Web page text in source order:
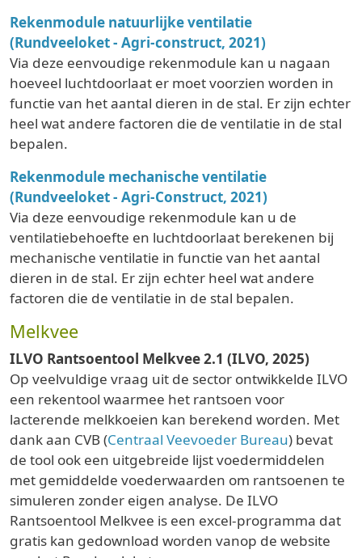
Rekenmodule natuurlijke ventilatie
(Rundveeloket - Agri-construct, 2021)
Via deze eenvoudige rekenmodule kan u nagaan
hoeveel luchtdoorlaat er moet voorzien worden in
functie van het aantal dieren in de stal. Er zijn echter
heel wat andere factoren die de ventilatie in de stal
bepalen.
Rekenmodule mechanische ventilatie
(Rundveeloket - Agri-Construct, 2021)
Via deze eenvoudige rekenmodule kan u de
ventilatiebehoefte en luchtdoorlaat berekenen bij
mechanische ventilatie in functie van het aantal
dieren in de stal. Er zijn echter heel wat andere
factoren die de ventilatie in de stal bepalen.
Melkvee
ILVO Rantsoentool Melkvee 2.1 (ILVO, 2025)
Op veelvuldige vraag uit de sector ontwikkelde ILVO
een rekentool waarmee het rantsoen voor
lacterende melkkoeien kan berekend worden. Met
dank aan CVB (Centraal Veevoeder Bureau) bevat
de tool ook een uitgebreide lijst voedermiddelen
met gemiddelde voederwaarden om rantsoenen te
simuleren zonder eigen analyse. De ILVO
Rantsoentool Melkvee is een excel-programma dat
gratis kan gedownload worden vanop de website